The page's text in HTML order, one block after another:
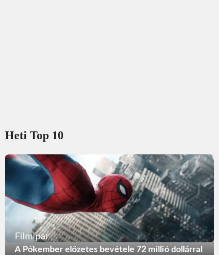
Heti Top 10
Filmipar
A Pókember előzetes bevétele 72 millió dollárral